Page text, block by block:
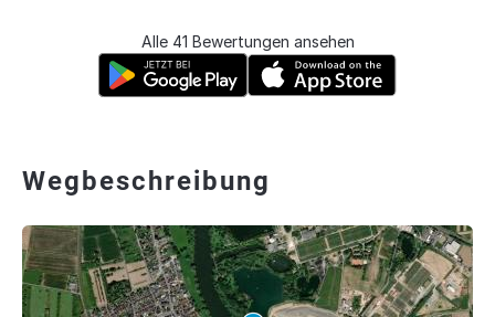
Alle 41 Bewertungen ansehen
Wegbeschreibung